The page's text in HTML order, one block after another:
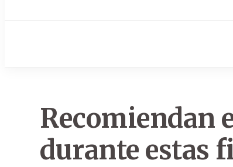
Recomiendan
durante estas